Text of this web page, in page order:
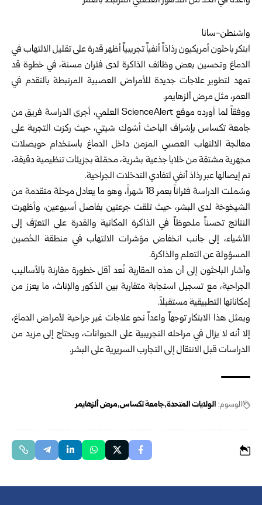
واشنطن-سانا
ابتكر باحثون أمريكيون رذاذاً أنفياً تجريبياً أظهر قدرة على تقليل الالتهاب في
الدماغ وتحسين بعض وظائف الذاكرة لدى فئران مسنة، في خطوة قد
تمهد لتطوير علاجات جديدة للأمراض العصبية المرتبطة بالتقدم في
العمر، مثل مرض ألزهايمر.
ووفقاً لما أورده موقع ScienceAlert العلمي، أجرى الدراسة فريق من
جامعة تكساس بإشراف الباحث أشوك شيتي، حيث ركزت التجربة على
معالجة الالتهاب العصبي المزمن داخل الدماغ باستخدام حويصلات
مجهرية مشتقة من خلايا جذعية بشرية، محمّلة بجزيئات تنظيمية دقيقة،
تم إيصالها عبر رذاذ أنفي لتفادي التدخلات الجراحية.
وشملت الدراسة فئراناً بعمر 18 شهراً، وهو ما يعادل مرحلة متقدمة من
الشيخوخة لدى البشر، حيث تلقت جرعتين بفاصل أسبوعين، وأظهرت
النتائج تحسناً ملحوظاً في الذاكرة المكانية والقدرة على التعرّف إلى
الأشياء، إلى جانب انخفاض مؤشرات الالتهاب في منطقة الحُصين
المسؤولة عن التعلم والذاكرة.
وأشار الباحثون إلى أن هذه المقاربة تُعد أقل خطورة مقارنة بالأساليب
الجراحية، مع تسجيل استجابة متقاربة بين الذكور والإناث، ما يعزز من
إمكاناتها التطبيقية مستقبلاً.
ويمثل هذا الابتكار توجهاً واعداً نحو علاجات غير جراحية لأمراض الدماغ،
إلا أنه لا يزال في مراحله التجريبية على الحيوانات، ويحتاج إلى مزيد من
الدراسات قبل الانتقال إلى التجارب السريرية على البشر.
الوسوم: الولايات المتحدة جامعة تكساس مرض ألزهايمر